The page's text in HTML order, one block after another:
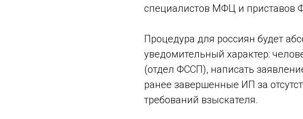
специалистов МФЦ и приставов
Процедура для россиян будет
уведомительный характер:
(отдел ФССП), написать
ранее завершенные ИП за
требований взыскателя.